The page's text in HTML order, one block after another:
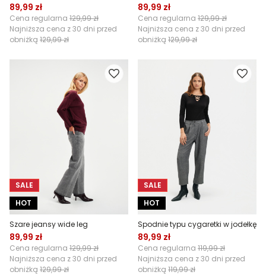
89,99 zł
Cena regularna 129,99 zł
Najniższa cena z 30 dni przed
obniżką 129,99 zł
89,99 zł
Cena regularna 129,99 zł
Najniższa cena z 30 dni przed
obniżką 129,99 zł
SALE
HOT
Szare jeansy wide leg
89,99 zł
Cena regularna 129,99 zł
Najniższa cena z 30 dni przed
obniżką 129,99 zł
SALE
HOT
Spodnie typu cygaretki w jodełkę
89,99 zł
Cena regularna 119,99 zł
Najniższa cena z 30 dni przed
obniżką 119,99 zł